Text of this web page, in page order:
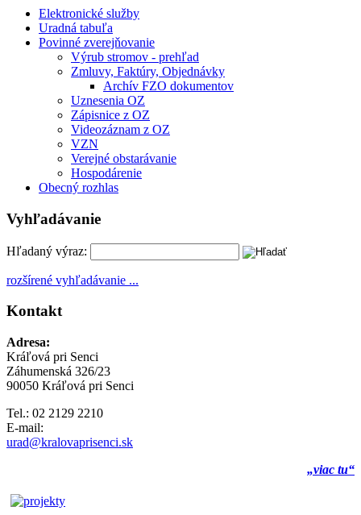
Elektronické služby
Uradná tabuľa
Povinné zverejňovanie
Výrub stromov - prehľad
Zmluvy, Faktúry, Objednávky
Archív FZO dokumentov
Uznesenia OZ
Zápisnice z OZ
Videozáznam z OZ
VZN
Verejné obstarávanie
Hospodárenie
Obecný rozhlas
Vyhľadávanie
Hľadaný výraz:
rozšírené vyhľadávanie ...
Kontakt
Adresa:
Kráľová pri Senci
Záhumenská 326/23
90050 Kráľová pri Senci
Tel.: 02 2129 2210
E-mail:
urad@kralovaprisenci.sk
„viac tu“